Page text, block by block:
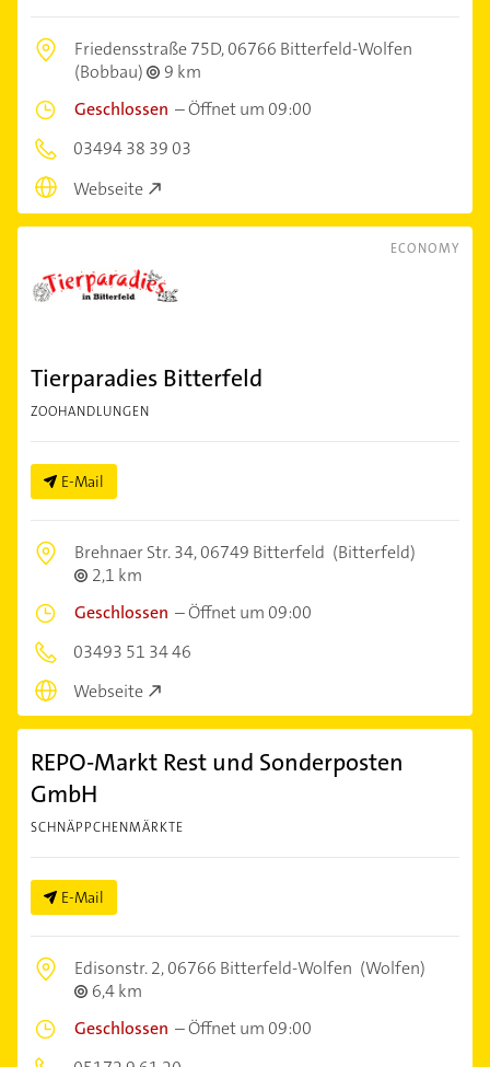
Friedensstraße 75D,06766 Bitterfeld-Wolfen
(Bobbau)
9 km
Geschlossen –Öffnet um 09:00
03494 38 39 03
Webseite
ECONOMY
Tierparadies Bitterfeld
ZOOHANDLUNGEN
E-Mail
Brehnaer Str. 34,06749 Bitterfeld (Bitterfeld)
2,1 km
Geschlossen –Öffnet um 09:00
03493 51 34 46
Webseite
REPO-Markt Rest und Sonderposten
GmbH
SCHNÄPPCHENMÄRKTE
E-Mail
Edisonstr. 2,06766 Bitterfeld-Wolfen (Wolfen)
6,4 km
Geschlossen –Öffnet um 09:00